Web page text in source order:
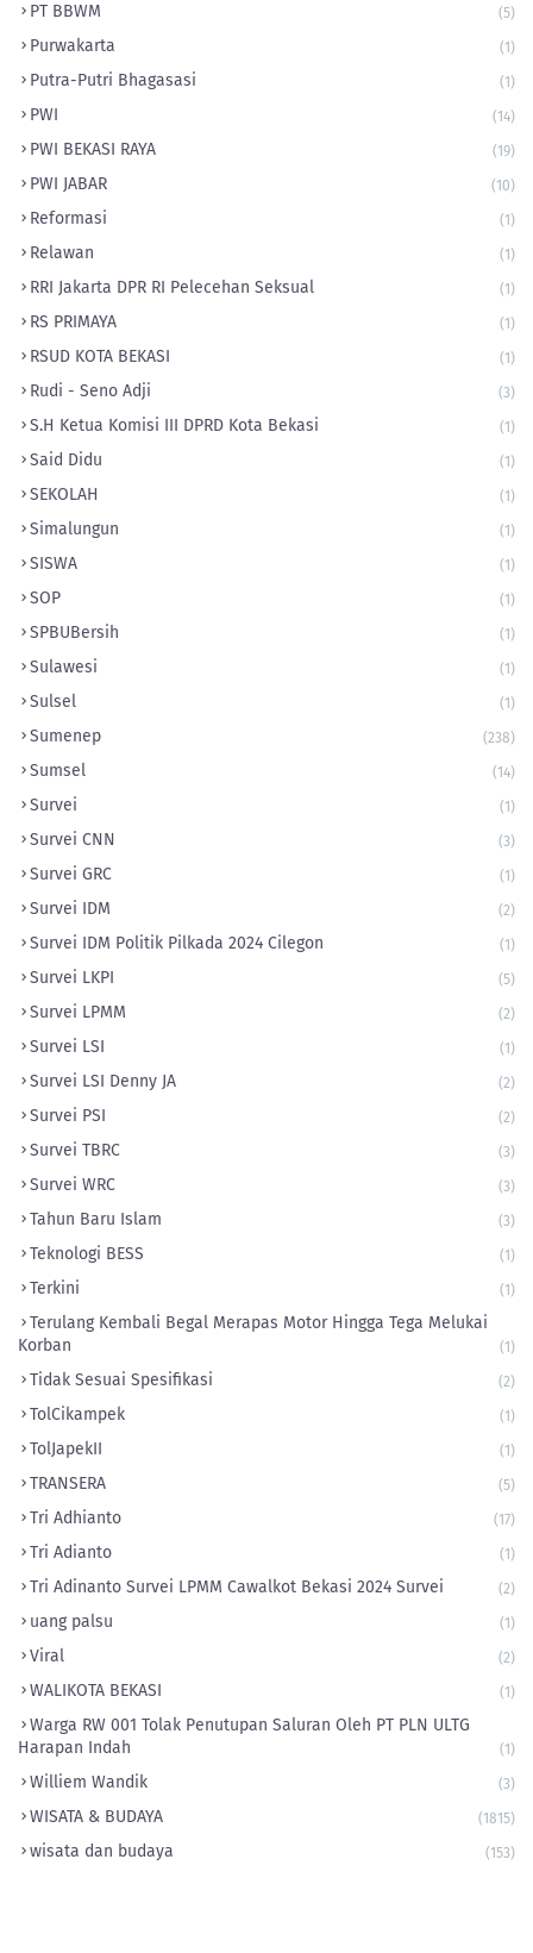
PT BBWM (5)
Purwakarta (1)
Putra-Putri Bhagasasi (1)
PWI (14)
PWI BEKASI RAYA (19)
PWI JABAR (10)
Reformasi (1)
Relawan (1)
RRI Jakarta DPR RI Pelecehan Seksual (1)
RS PRIMAYA (1)
RSUD KOTA BEKASI (1)
Rudi - Seno Adji (3)
S.H Ketua Komisi III DPRD Kota Bekasi (1)
Said Didu (1)
SEKOLAH (1)
Simalungun (1)
SISWA (1)
SOP (1)
‎SPBUBersih (1)
Sulawesi (1)
Sulsel (1)
Sumenep (238)
Sumsel (14)
Survei (1)
Survei CNN (3)
Survei GRC (1)
Survei IDM (2)
Survei IDM Politik Pilkada 2024 Cilegon (1)
Survei LKPI (5)
Survei LPMM (2)
Survei LSI (1)
Survei LSI Denny JA (2)
Survei PSI (2)
Survei TBRC (3)
Survei WRC (3)
Tahun Baru Islam (3)
Teknologi BESS (1)
Terkini (1)
Terulang Kembali Begal Merapas Motor Hingga Tega Melukai
Korban
(1)
Tidak Sesuai Spesifikasi (2)
TolCikampek (1)
‎TolJapekII (1)
TRANSERA (5)
Tri Adhianto (17)
Tri Adianto (1)
Tri Adinanto Survei LPMM Cawalkot Bekasi 2024 Survei (2)
uang palsu (1)
Viral (2)
WALIKOTA BEKASI (1)
Warga RW 001 Tolak Penutupan Saluran Oleh PT PLN ULTG
Harapan Indah
(1)
Williem Wandik (3)
WISATA & BUDAYA (1815)
wisata dan budaya (153)